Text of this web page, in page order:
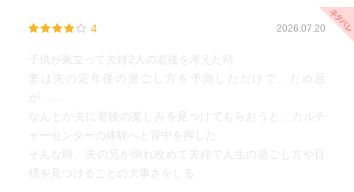
4 2026.07.20
子供が巣立って夫婦2人の老後を考えた時
妻は夫の定年後の過ごし方を予測しただけで、ため息
が……
なんとか夫に老後の楽しみを見つけてもらおうと、カルチ
ャーセンターの体験へと背中を押した
そんな時、夫の兄が倒れ改めて夫婦で人生の過ごし方や目
標を見つけることの大事さをしる